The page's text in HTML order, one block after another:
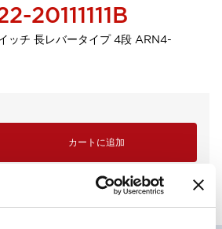
20111111B
ッチ 長レバータイプ 4段 ARN4-
カートに追加